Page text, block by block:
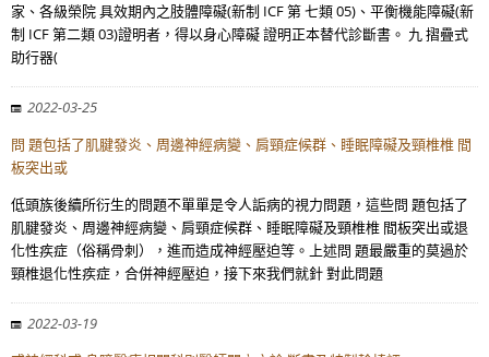
家、各級榮院 具效期內之肢體障礙(新制 ICF 第 七類 05)、平衡機能障礙(新
制 ICF 第二類 03)證明者，得以身心障礙 證明正本替代診斷書。 九 摺疊式
助行器(
2022-03-25
問 題包括了肌腱發炎、周邊神經病變、肩頸症候群、睡眠障礙及頸椎椎 間
板突出或
低頭族後續所衍生的問題不單單是令人詬病的視力問題，這些問 題包括了
肌腱發炎、周邊神經病變、肩頸症候群、睡眠障礙及頸椎椎 間板突出或退
化性疾症（俗稱骨刺），進而造成神經壓迫等。上述問 題最嚴重的莫過於
頸椎退化性疾症，合併神經壓迫，接下來我們就針 對此問題
2022-03-19